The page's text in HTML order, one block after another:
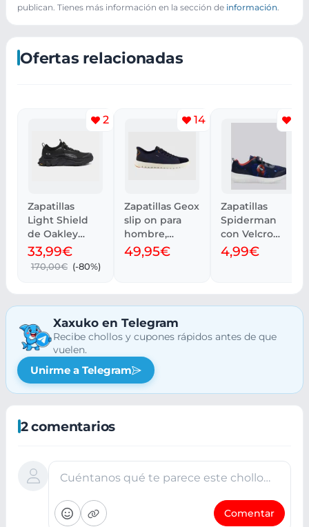
publican. Tienes más información en la sección de información
Ofertas relacionadas
2
Zapatillas
Light Shield
de Oakley
(Tallas 41.5 a
46)
33,99€
170,00€ (-80%)
14
Zapatillas Geox
slip on para
hombre,
transpirantes y
flexibles
49,95€
Zapatillas
Spiderman
con Velcro
para tallas 30 a
34
4,99€
Xaxuko en Telegram
Recibe chollos y cupones rápidos antes de que
vuelen.
Unirme a Telegram
2 comentarios
Cuéntanos qué te parece este chollo…
Comentar